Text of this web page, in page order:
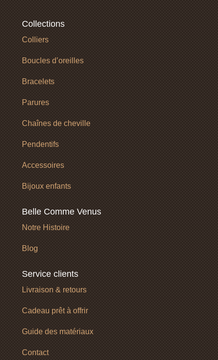
Collections
Colliers
Boucles d’oreilles
Bracelets
Parures
Chaînes de cheville
Pendentifs
Accessoires
Bijoux enfants
Belle Comme Venus
Notre Histoire
Blog
Service clients
Livraison & retours
Cadeau prêt à offrir
Guide des matériaux
Contact